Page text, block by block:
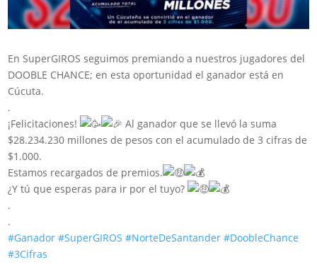
En SuperGIROS seguimos premiando a nuestros jugadores del
DOOBLE CHANCE; en esta oportunidad el ganador está en
Cúcuta.
.
¡Felicitaciones!
Al ganador que se llevó la suma
$28.234.230 millones de pesos con el acumulado de 3 cifras de
$1.000.
Estamos recargados de premios.
¿Y tú que esperas para ir por el tuyo?
.
.
#Ganador #SuperGIROS #NorteDeSantander #DoobleChance
#3Cifras